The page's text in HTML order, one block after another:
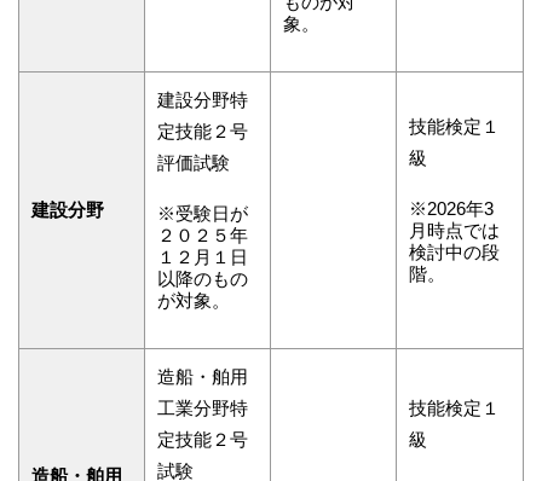
象。
建設分野
建設分野特
定技能２号
評価試験
※受験日が
２０２５年
１２月１日
以降のもの
が対象。
技能検定１
級
※2026年3
月時点では
検討中の段
階。
造船・舶用
造船・舶用
工業分野特
定技能２号
試験
技能検定１
級